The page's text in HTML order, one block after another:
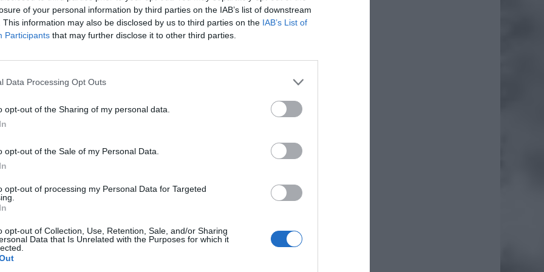
of your personal information by third parties on the IAB’s list of downstream
This information may also be disclosed by us to third parties on the IAB’s List of
Participants that may further disclose it to other third parties.
Data Processing Opt Outs
opt-out of the Sharing of my personal data.
opt-out of the Sale of my Personal Data.
opt-out of processing my Personal Data for Targeted
opt-out of Collection, Use, Retention, Sale, and/or Sharing
Data that Is Unrelated with the Purposes for which it
ad
nas do preferowanych źródeł w Google Dodaj
RÓWNIEŻ: